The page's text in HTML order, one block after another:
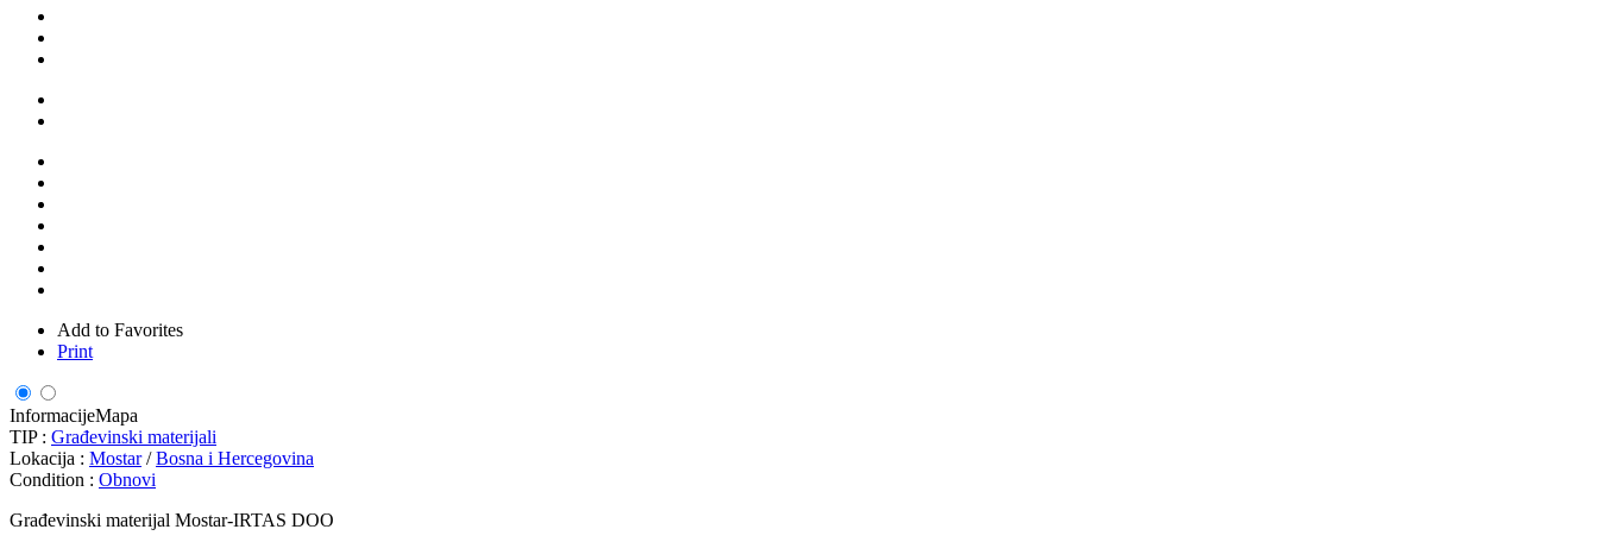
Add to Favorites
Print
InformacijeMapa
TIP : Građevinski materijali
Lokacija : Mostar/Bosna i Hercegovina
Condition : Obnovi
Građevinski materijal Mostar-IRTAS DOO